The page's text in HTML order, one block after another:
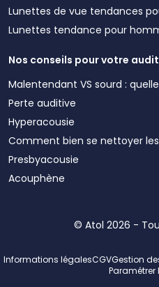
Lunettes de vue tendances
Lunettes tendance pour
Nos conseils pour votre
Malentendant VS sourd :
Perte auditive
Hyperacousie
Comment bien se nettoyer
Presbyacousie
Acouphène
© Atol 2026 -
Informations légalesCGVGestion
Paramétrer